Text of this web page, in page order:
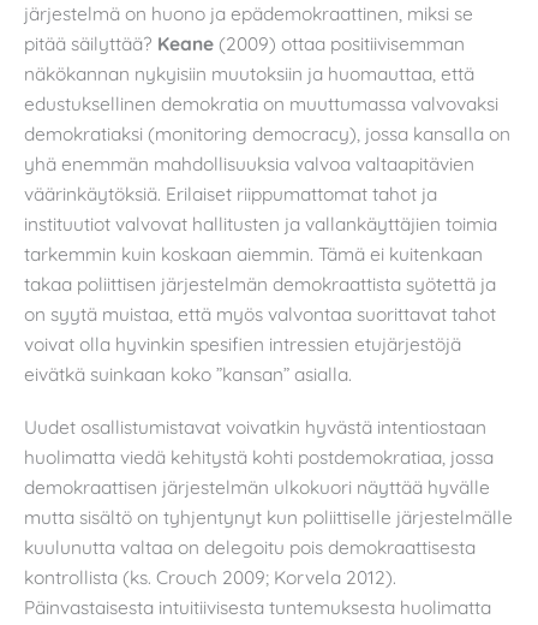
järjestelmä on huono ja epädemokraattinen, miksi se
pitää säilyttää? Keane (2009) ottaa positiivisemman
näkökannan nykyisiin muutoksiin ja huomauttaa, että
edustuksellinen demokratia on muuttumassa valvovaksi
demokratiaksi (monitoring democracy), jossa kansalla on
yhä enemmän mahdollisuuksia valvoa valtaapitävien
väärinkäytöksiä. Erilaiset riippumattomat tahot ja
instituutiot valvovat hallitusten ja vallankäyttäjien toimia
tarkemmin kuin koskaan aiemmin. Tämä ei kuitenkaan
takaa poliittisen järjestelmän demokraattista syötettä ja
on syytä muistaa, että myös valvontaa suorittavat tahot
voivat olla hyvinkin spesifien intressien etujärjestöjä
eivätkä suinkaan koko ”kansan” asialla.
Uudet osallistumistavat voivatkin hyvästä intentiostaan
huolimatta viedä kehitystä kohti postdemokratiaa, jossa
demokraattisen järjestelmän ulkokuori näyttää hyvälle
mutta sisältö on tyhjentynyt kun poliittiselle järjestelmälle
kuulunutta valtaa on delegoitu pois demokraattisesta
kontrollista (ks. Crouch 2009; Korvela 2012).
Päinvastaisesta intuitiivisesta tuntemuksesta huolimatta